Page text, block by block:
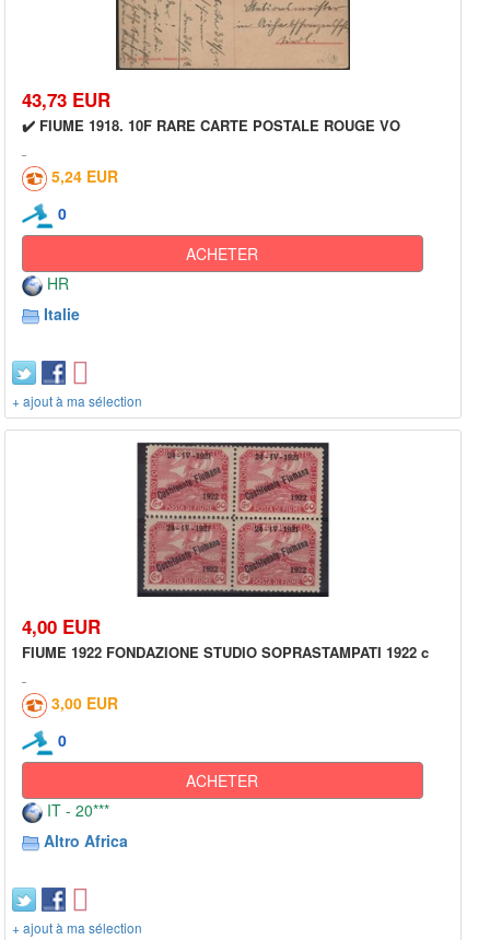
43,73 EUR
✔️ FIUME 1918. 10F RARE CARTE POSTALE ROUGE VO
5,24 EUR
0
ACHETER
HR
Italie
+ ajout à ma sélection
4,00 EUR
FIUME 1922 FONDAZIONE STUDIO SOPRASTAMPATI 1922 c
3,00 EUR
0
ACHETER
IT - 20***
Altro Africa
+ ajout à ma sélection